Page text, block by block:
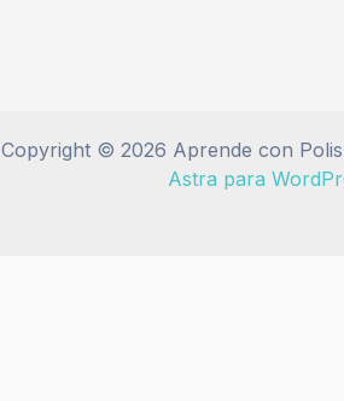
Copyright © 2026 Aprende con
Astra para